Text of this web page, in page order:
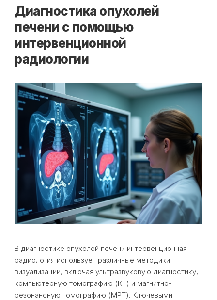
Диагностика опухолей
печени с помощью
интервенционной
радиологии
В диагностике опухолей печени интервенционная
радиология использует различные методики
визуализации, включая ультразвуковую диагностику,
компьютерную томографию (КТ) и магнитно-
резонансную томографию (МРТ). Ключевыми